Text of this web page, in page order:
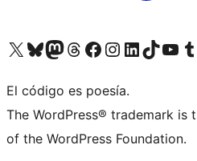
Visita nuestra cuenta de X (anteriormente Twitter)
Visita nuestra cuenta de Bluesky
Visita nuestra cuenta de Mastodon
Visita nuestra cuenta de Threads
Visita nuestra página de Facebook
Visita nuestra cuenta de Instagram
Visita nuestra cuenta de LinkedIn
Visita nuestra cuenta de TikTok
Visita nuestroVisita
El código es poesía.
The WordPress® trademark
of the WordPress Foundation.